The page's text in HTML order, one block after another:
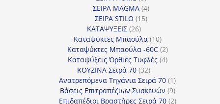
προϊόντα
ΣΕΙΡΑ MAGMA 44
προϊόντα
ΣΕΙΡΑ STILO 1515
ΚΑΤΑΨΥΞΕΙΣ 2626
προϊόντα
Καταψύκτες Μπαούλα 1010
προϊόντα
Καταψύκτες Μπαούλα -60C 22
προϊόντα
Καταψύξεις Όρθιες Τυφλές 44
ΚΟΥΖΙΝΑ Σειρά 70 3232
προϊόντα
Ανατρεπόμενα Τηγάνια Σειρά 70 11
προϊόν
Βάσεις Επιτραπέζιων Συσκευών 99
προϊόντα
Επιδαπέδιοι Βραστήρες Σειρά 70 22